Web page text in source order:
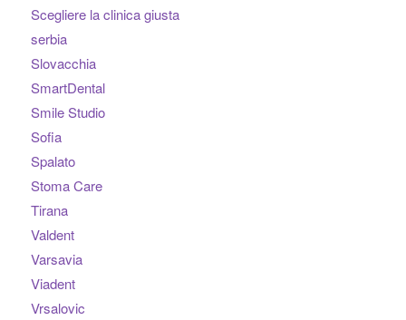
Scegliere la clinica giusta
serbia
Slovacchia
SmartDental
Smile Studio
Sofia
Spalato
Stoma Care
Tirana
Valdent
Varsavia
Viadent
Vrsalovic